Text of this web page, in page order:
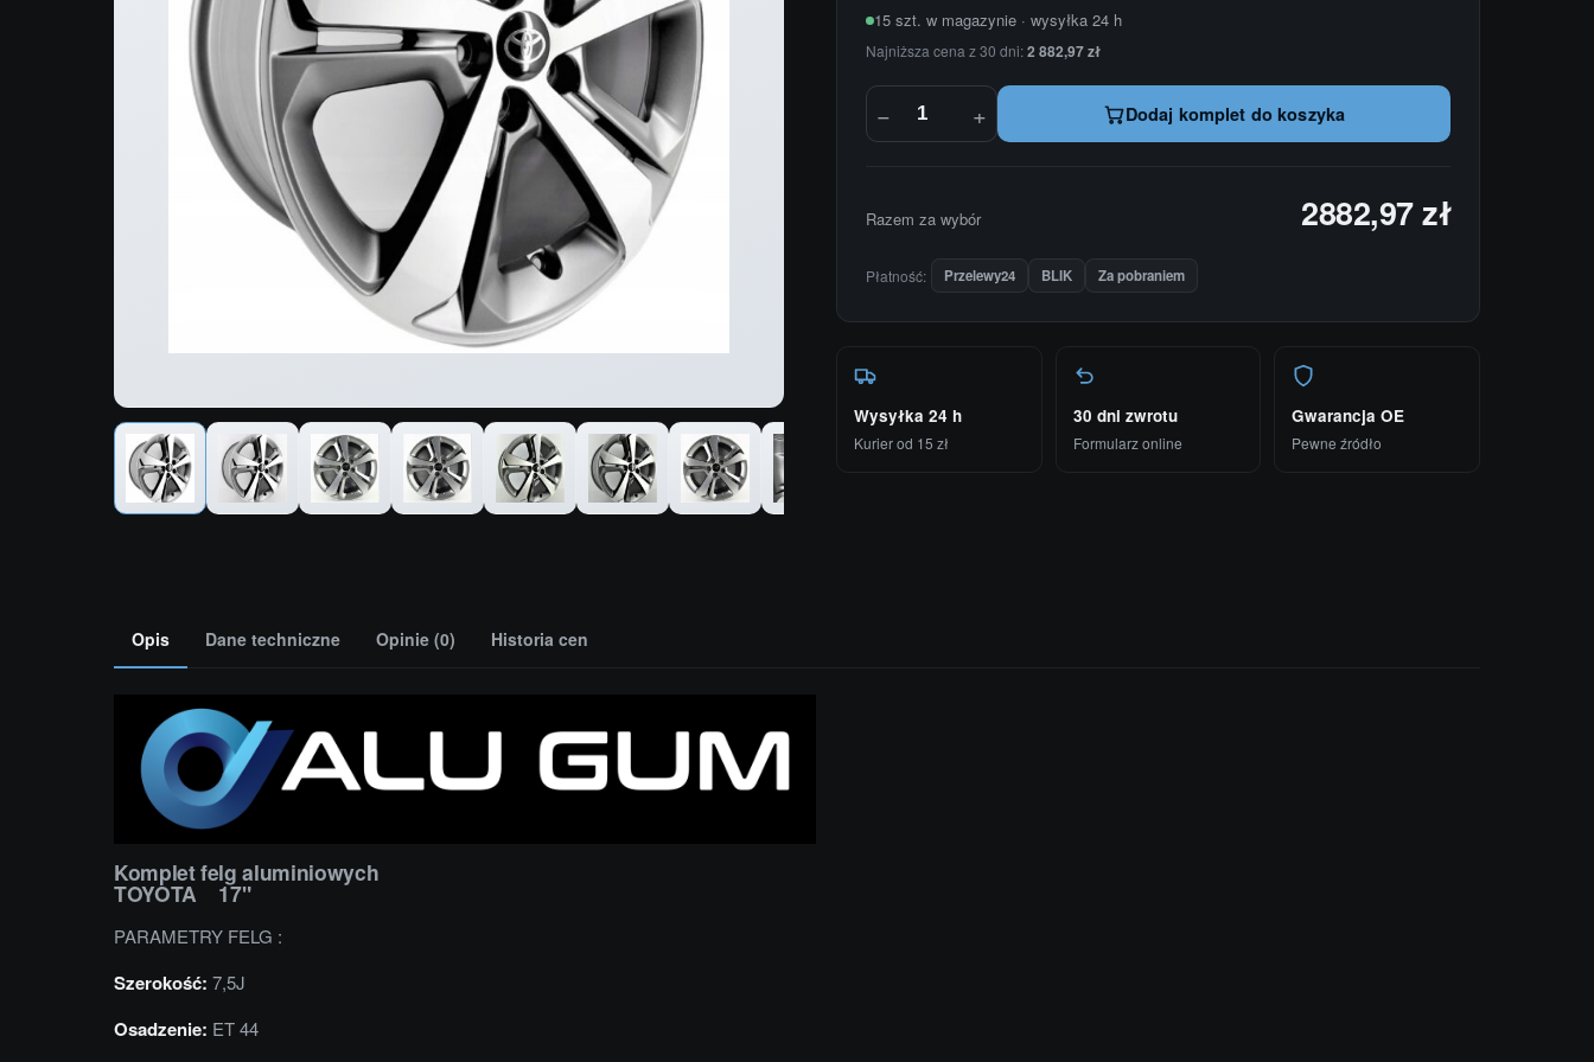
15 szt. w magazynie · wysyłka 24 h
Najniższa cena z 30 dni:2 882,97 zł
− + Dodaj komplet do koszyka
Razem za wybór 2882,97 zł
Płatność: Przelewy24 BLIK Za pobraniem
Wysyłka 24 h
Kurier od 15 zł
30 dni zwrotu
Formularz online
Gwarancja OE
Pewne źródło
Opis Dane techniczne Opinie (0) Historia cen
Komplet felg aluminiowych
TOYOTA 17"
PARAMETRY FELG :
Szerokość: 7,5J
Osadzenie: ET 44